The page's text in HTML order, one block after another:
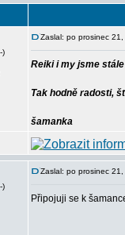
Zaslal: po prosinec
Reiki i my jsme
Tak hodně radosti,
šamanka
Zaslal: po prosinec
Připojuji se k